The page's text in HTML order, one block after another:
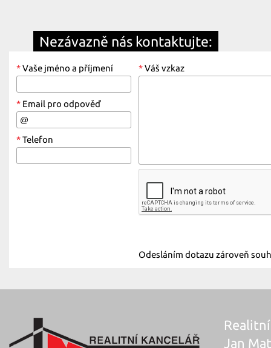
Nezávazně nás kontaktujte:
*Vaše jméno a příjmení *Váš vzkaz
* Email pro odpověď
*Telefon
Odesláním dotazu zároveň
Jan